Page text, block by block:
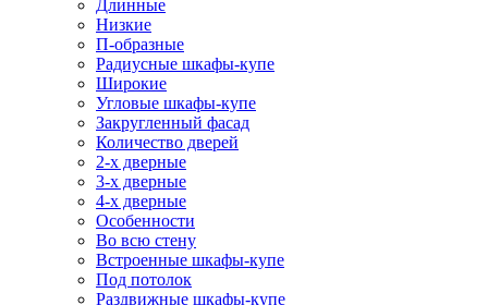
Длинные
Низкие
П-образные
Радиусные шкафы-купе
Широкие
Угловые шкафы-купе
Закругленный фасад
Количество дверей
2-х дверные
3-х дверные
4-х дверные
Особенности
Во всю стену
Встроенные шкафы-купе
Под потолок
Раздвижные шкафы-купе